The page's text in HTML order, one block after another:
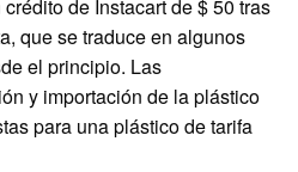
de Instacart de $ 50 tras
que se traduce en algunos
el principio. Las
y importación de la plástico
para una plástico de tarifa